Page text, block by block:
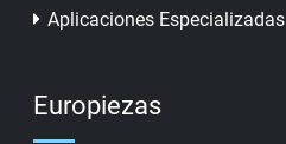
Aplicaciones Especializadas
Europiezas